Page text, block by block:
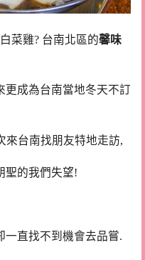
菜雞? 台南北區的馨味
更成為台南當地冬天不訂
來台南找朋友特地走訪,
聖的我們失望!
一直找不到機會去品嘗.